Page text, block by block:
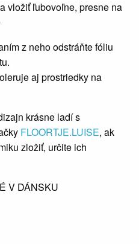
vložiť ľubovoľne, presne na
z neho odstráňte fóliu
aj prostriedky na
krásne ladí s
FLOORTJE.LUISE, ak
zložiť, určite ich
V DÁNSKU